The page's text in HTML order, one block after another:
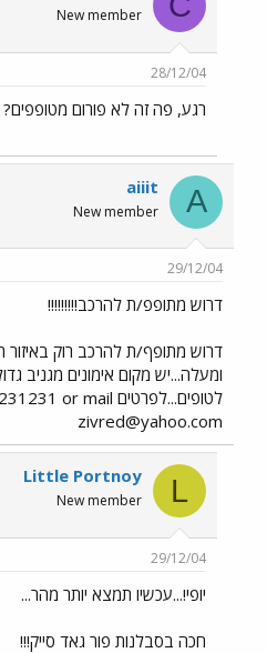
New member
28/12/04
רגע, פה זה לא פורום מטופפים?
A
aiiit
New member
29/12/04
דרוש מתופפ/ת להרכב!!!!!!!!!
ומעלה...יש מקום אימונים מגניב
לטופים...לפרטים ICQziv324231231 or mail
zivred@yahoo.com
L
Little Portnoy
New member
29/12/04
יופי!...עכשיו תמצא יותר מהר...
חכה בסבלנות פור גאד סייק!!!